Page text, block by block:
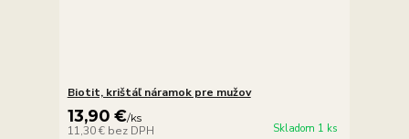
Biotit, krištáľ náramok pre mužov
13,90 €/ks
11,30 € bez DPH Skladom 1 ks